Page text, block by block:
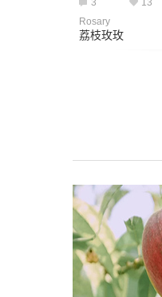
3
13
Rosary
荔枝玫玫